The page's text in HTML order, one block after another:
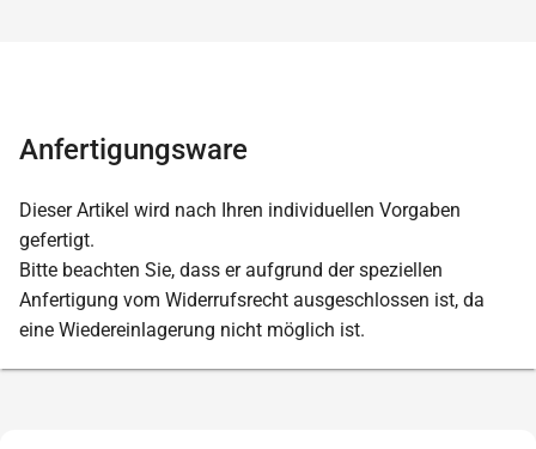
Anfertigungsware
Dieser Artikel wird nach Ihren individuellen Vorgaben
gefertigt.
Bitte beachten Sie, dass er aufgrund der speziellen
Anfertigung vom Widerrufsrecht ausgeschlossen ist, da
eine Wiedereinlagerung nicht möglich ist.